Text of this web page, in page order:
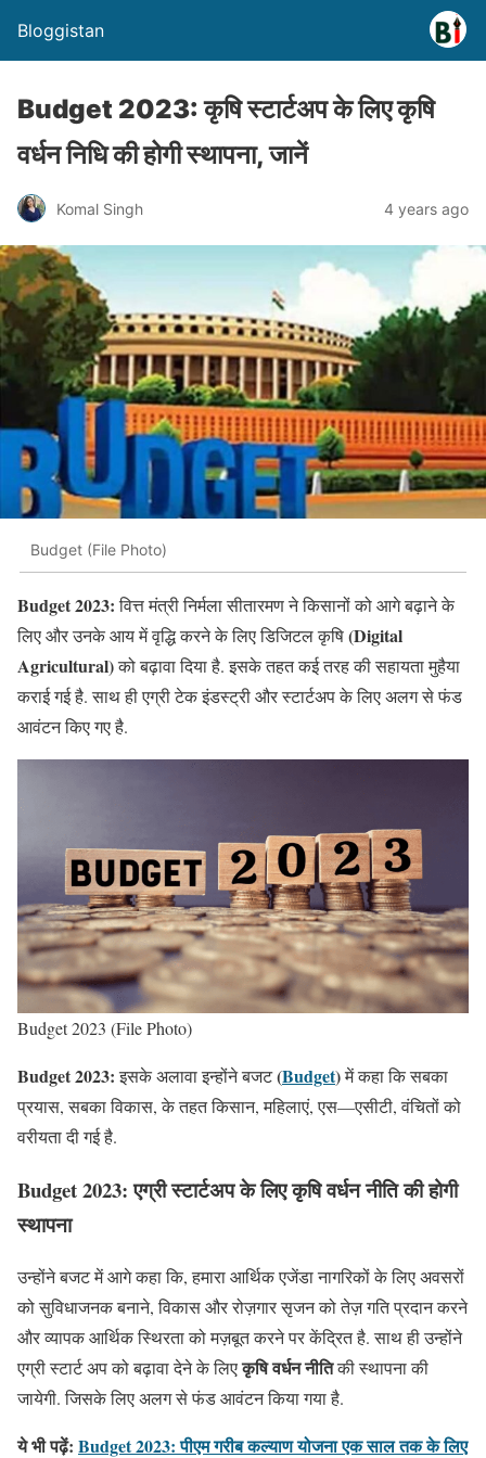
Bloggistan
Budget 2023: कृषि स्टार्टअप के लिए कृषि
वर्धन निधि की होगी स्थापना, जानें
Komal Singh 4 years ago
Budget (File Photo)
Budget 2023:वित्त मंत्री निर्मला सीतारमण ने किसानों को आगे बढ़ाने के
लिए और उनके आय में वृद्धि करने के लिए डिजिटल कृषि(Digital
Agricultural)को बढ़ावा दिया है. इसके तहत कई तरह की सहायता मुहैया
कराई गई है. साथ ही एग्री टेक इंडस्ट्री और स्टार्टअप के लिए अलग से फंड
आवंटन किए गए है.
Budget 2023 (File Photo)
Budget 2023:इसके अलावा इन्होंने बजट(Budget)में कहा कि सबका
प्रयास, सबका विकास, के तहत किसान, महिलाएं, एस—एसीटी, वंचितों को
वरीयता दी गई है.
Budget 2023: एग्री स्टार्टअप के लिए कृषि वर्धन नीति की होगी
स्थापना
उन्होंने बजट में आगे कहा कि, हमारा आर्थिक एजेंडा नागरिकों के लिए अवसरों
को सुविधाजनक बनाने, विकास और रोज़गार सृजन को तेज़ गति प्रदान करने
और व्यापक आर्थिक स्थिरता को मज़बूत करने पर केंद्रित है. साथ ही उन्होंने
एग्री स्टार्ट अप को बढ़ावा देने के लिएकृषि वर्धन नीतिकी स्थापना की
जायेगी. जिसके लिए अलग से फंड आवंटन किया गया है.
ये भी पढ़ें: Budget 2023: पीएम गरीब कल्याण योजना एक साल तक के लिए